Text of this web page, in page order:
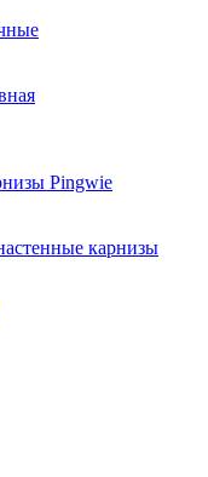
Pingwie
карнизы